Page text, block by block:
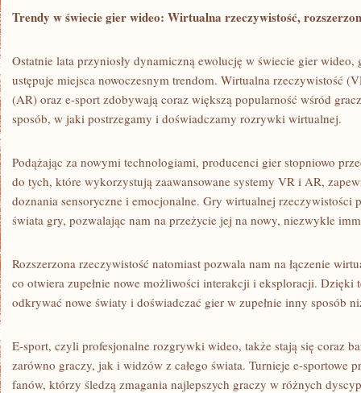
Trendy w​ świecie​ gier wideo: Wirtualna​ rzeczywistość,
Ostatnie ⁣lata przyniosły⁣ dynamiczną ewolucję w świecie gier
ustępuje miejsca nowoczesnym trendom. Wirtualna rzeczywistość
(AR) ​oraz e-sport zdobywają coraz większą popularność wśród
sposób, w​ jaki postrzegamy⁤ i doświadczamy rozrywki wirtualnej.
Podążając za⁢ nowymi ⁢technologiami, producenci gier ‍stopniowo
do tych, które wykorzystują zaawansowane systemy VR⁢ i AR,
⁢doznania⁤ sensoryczne i emocjonalne. ​Gry wirtualnej rzeczywistości
świata gry, ⁣pozwalając nam‌ na przeżycie ‍jej na nowy,‍ niezwykle
Rozszerzona rzeczywistość natomiast pozwala nam‍ na ‍łączenie
co otwiera zupełnie nowe możliwości‌ interakcji i eksploracji. Dzięki⁣
odkrywać⁤ nowe światy i ‍doświadczać gier ⁢w zupełnie inny sposób
E-sport, czyli profesjonalne rozgrywki wideo,⁢ także stają się coraz
zarówno graczy, jak i⁤ widzów z całego świata. ‍Turnieje e-sportowe
fanów, którzy ⁢śledzą zmagania najlepszych graczy w różnych